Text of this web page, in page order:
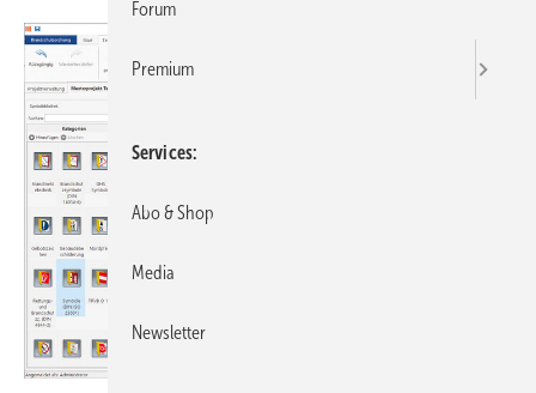
Forum
Premium
Services
Abo & Shop
Media
Newsletter